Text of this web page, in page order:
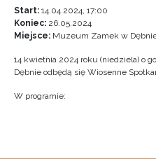
Start: 14.04.2024, 17:00
Koniec: 26.05.2024
Miejsce: Muzeum Zamek w
14 kwietnia 2024 roku (niedziela) o
Dębnie odbędą się Wiosenne
W programie: